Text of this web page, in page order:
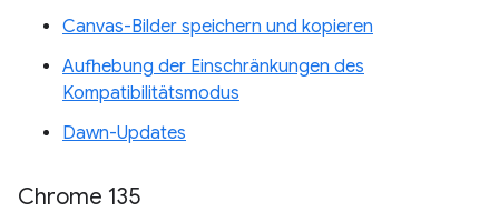
Canvas-Bilder speichern und kopieren
Aufhebung der Einschränkungen des
Kompatibilitätsmodus
Dawn-Updates
Chrome 135